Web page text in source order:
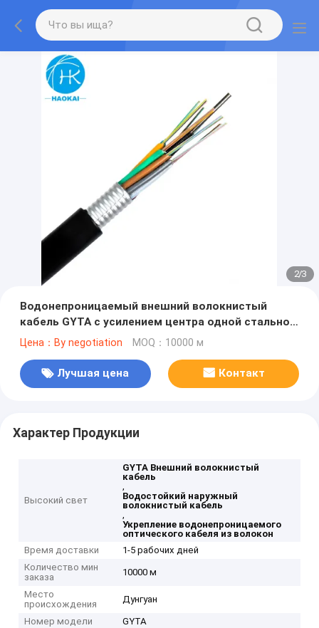
2/3
Водонепроницаемый внешний волокнистый
кабель GYTA с усилением центра одной стальной
проволоки
Цена：By negotiation MOQ：10000 м
Лучшая цена Контакт
Характер Продукции
Высокий свет
GYTA Внешний волокнистый
кабель
,
Водостойкий наружный
волокнистый кабель
,
Укрепление водонепроницаемого
оптического кабеля из волокон
Время доставки
1-5 рабочих дней
Количество мин
заказа
10000 м
Место
происхождения
Дунгуан
Номер модели
GYTA